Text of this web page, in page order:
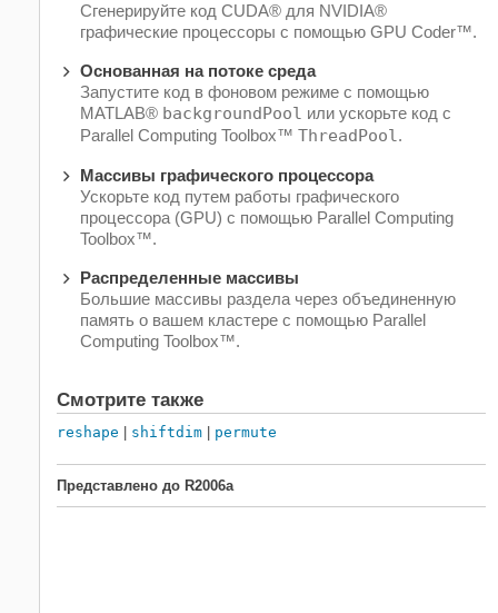
Сгенерируйте код CUDA® для NVIDIA®
графические процессоры с помощью GPU Coder™.
Основанная на потоке среда
Запустите код в фоновом режиме с помощью
MATLAB® backgroundPool или ускорьте код с
Parallel Computing Toolbox™ ThreadPool.
Массивы графического процессора
Ускорьте код путем работы графического
процессора (GPU) с помощью Parallel Computing
Toolbox™.
Распределенные массивы
Большие массивы раздела через объединенную
память о вашем кластере с помощью Parallel
Computing Toolbox™.
Смотрите также
reshape shiftdim permute
Представлено до R2006a